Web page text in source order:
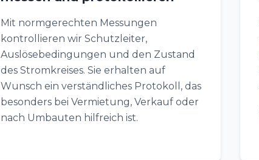
Mit normgerechten Messungen
kontrollieren wir Schutzleiter,
Auslösebedingungen und den Zustand
des Stromkreises. Sie erhalten auf
Wunsch ein verständliches Protokoll, das
besonders bei Vermietung, Verkauf oder
nach Umbauten hilfreich ist.